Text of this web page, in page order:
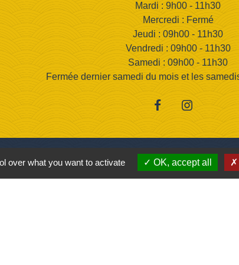
Mardi : 9h00 - 11h30
Mercredi : Fermé
Jeudi : 09h00 - 11h30
Vendredi : 09h00 - 11h30
Samedi : 09h00 - 11h30
Fermée dernier samedi du mois et les
over what you want to activate OK, accept all